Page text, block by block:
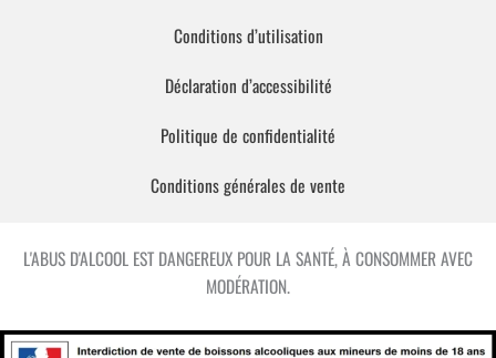
Conditions d’utilisation
Déclaration d’accessibilité
Politique de confidentialité
Conditions générales de vente
L'ABUS D'ALCOOL EST DANGEREUX POUR LA SANTÉ, À CONSOMMER AVEC
MODÉRATION.